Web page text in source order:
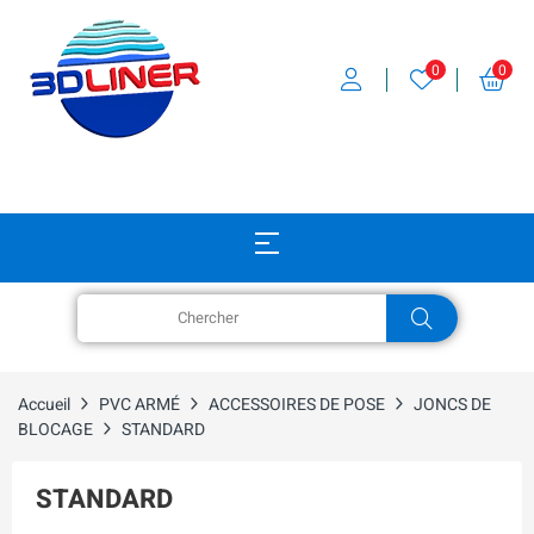
0 0
Accueil PVC ARMÉ ACCESSOIRES DE POSE
JONCS DE
BLOCAGE
STANDARD
STANDARD